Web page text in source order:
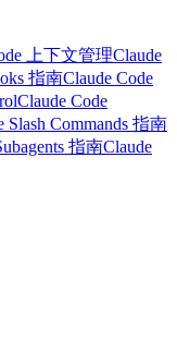
上下文管理Claude
指南Claude Code
Claude Code
Slash Commands 指南
指南Claude